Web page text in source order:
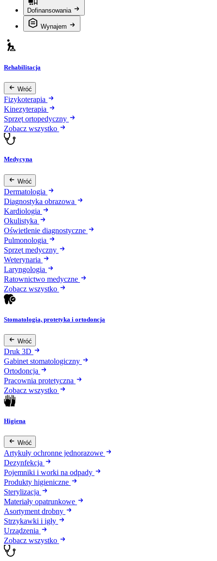
Dofinansowania
Wynajem
Rehabilitacja
Wróć
Fizykoterapia
Kinezyterapia
Sprzęt ortopedyczny
Zobacz wszystko
Medycyna
Wróć
Dermatologia
Diagnostyka obrazowa
Kardiologia
Okulistyka
Oświetlenie diagnostyczne
Pulmonologia
Sprzęt medyczny
Weterynaria
Laryngologia
Ratownictwo medyczne
Zobacz wszystko
Stomatologia, protetyka i ortodoncja
Wróć
Druk 3D
Gabinet stomatologiczny
Ortodoncja
Pracownia protetyczna
Zobacz wszystko
Higiena
Wróć
Artykuły ochronne jednorazowe
Dezynfekcja
Pojemniki i worki na odpady
Produkty higieniczne
Sterylizacja
Materiały opatrunkowe
Asortyment drobny
Strzykawki i igły
Urządzenia
Zobacz wszystko